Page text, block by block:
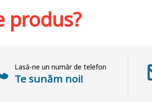
produs?
Lasă-ne un număr de telefon
Te sunăm noi!